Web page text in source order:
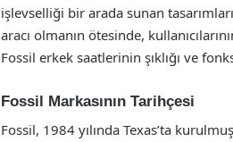
işlevselliği bir arada sunan
aracı olmanın ötesinde,
Fossil erkek saatlerinin şıklığı ve
Fossil Markasının Tarihçesi
Fossil, 1984 yılında Texas’ta